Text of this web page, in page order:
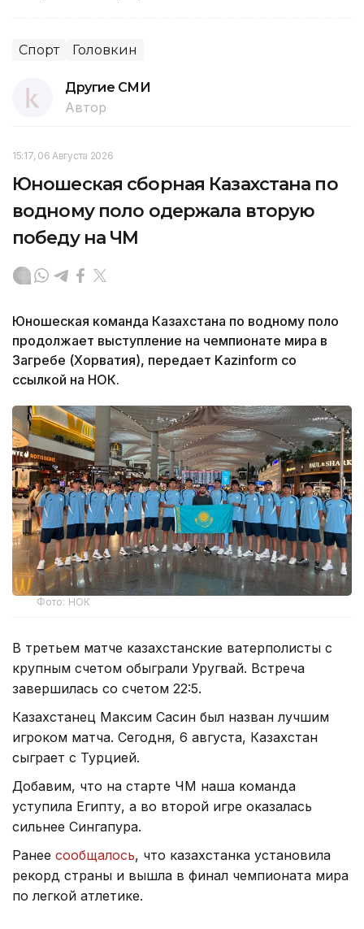
Спорт Головкин
Другие СМИ
Автор
15:17, 06 Августа 2026
Юношеская сборная Казахстана по
водному поло одержала вторую
победу на ЧМ
Юношеская команда Казахстана по водному поло
продолжает выступление на чемпионате мира в
Загребе (Хорватия), передает Kazinform со
ссылкой на НОК.
Фото: НОК
В третьем матче казахстанские ватерполисты с
крупным счетом обыграли Уругвай. Встреча
завершилась со счетом 22:5.
Казахстанец Максим Сасин был назван лучшим
игроком матча. Сегодня, 6 августа, Казахстан
сыграет с Турцией.
Добавим, что на старте ЧМ наша команда
уступила Египту, а во второй игре оказалась
сильнее Сингапура.
Ранее сообщалось, что казахстанка установила
рекорд страны и вышла в финал чемпионата мира
по легкой атлетике.